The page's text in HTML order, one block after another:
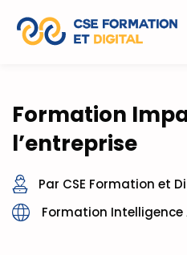
Formation
l’entreprise
Par CSE Formation et
Formation Intelligence